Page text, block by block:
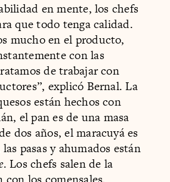
en mente, los chefs
que todo tenga calidad.
mucho en el producto,
con las
de trabajar con
explicó Bernal. La
están hechos con
el pan es de una masa
dos años, el maracuyá es
pasas y ahumados están
. Los chefs salen de la